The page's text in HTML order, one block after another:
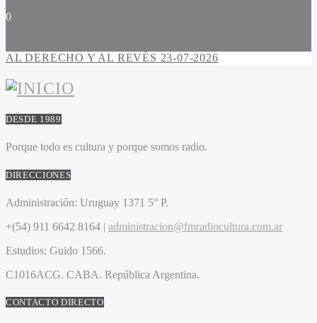
0
AL DERECHO Y AL REVÉS 23-07-2026
DESDE 1989
Porque todo es cultura y porque somos radio.
DIRECCIONES
Administración: Uruguay 1371 5° P.
+(54) 911 6642 8164 | administracion@fmradiocultura.com.ar
Estudios: Guido 1566.
C1016ACG. CABA. República Argentina.
CONTACTO DIRECTO